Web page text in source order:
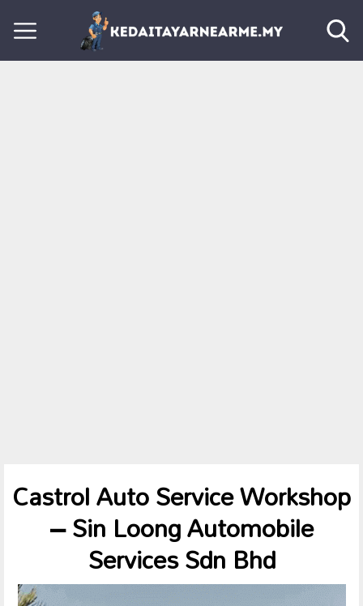
Castrol Auto Service Workshop
– Sin Loong Automobile
Services Sdn Bhd